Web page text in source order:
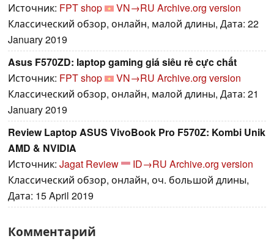
Источник: FPT shop VN→RU Archive.org version
Классический обзор, онлайн, малой длины, Дата: 22
January 2019
Asus F570ZD: laptop gaming giá siêu rẻ cực chất
Источник: FPT shop VN→RU Archive.org version
Классический обзор, онлайн, малой длины, Дата: 21
January 2019
Review Laptop ASUS VivoBook Pro F570Z: Kombi Unik
AMD & NVIDIA
Источник: Jagat Review ID→RU Archive.org version
Классический обзор, онлайн, оч. большой длины,
Дата: 15 April 2019
Комментарий